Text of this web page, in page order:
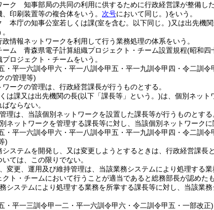
ーク 知事部局の共同の利用に供するために行政経営課が整備し
印刷装置等の複合体をいう。 次号において同じ。)をいう。
本庁の知事公室若しくは課(室を含む。以下同じ。)又は出先機
情報ネットワークを利用して行う業務処理の体系をいう。
ーム 青森県電子計算組織プロジェクト・チーム設置規程(昭和四
ロジェクト・チームをいう。
・平一六訓令甲六・平一八訓令甲五・平一九訓令甲四・令二訓
の管理等)
ークの管理は、行政経営課長が行うものとする。
は課又は出先機関の長(以下「課長等」という。)は、個別ネット
ならない。
理は、当該個別ネットワークを設置した課長等が行うものとする
ネットワークを管理する課長等に対し、当該個別ネットワーク
・平一六訓令甲六・平一八訓令甲五・平一九訓令甲四・令二訓
)
ステムを開発し、又は変更しようとするときは、行政経営課長
ては、この限りでない。
変更、運用及び維持管理は、当該業務システムにより処理する業
ト・チームにおいて行うことが適当であると総務部長が認めた
システムにより処理する業務を所掌する課長等に対し、当該業
・平一三訓令甲一二・平一六訓令甲六・令二訓令甲五・一部改正)